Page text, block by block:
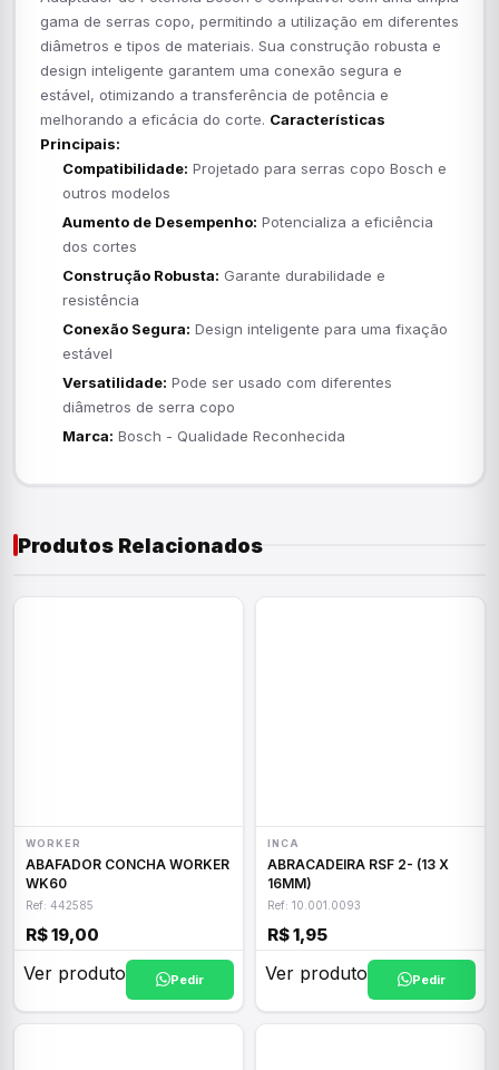
gama de serras copo, permitindo a utilização em diferentes
diâmetros e tipos de materiais. Sua construção robusta e
design inteligente garantem uma conexão segura e
estável, otimizando a transferência de potência e
melhorando a eficácia do corte. Características
Principais:
Compatibilidade: Projetado para serras copo Bosch e
outros modelos
Aumento de Desempenho: Potencializa a eficiência
dos cortes
Construção Robusta: Garante durabilidade e
resistência
Conexão Segura: Design inteligente para uma fixação
estável
Versatilidade: Pode ser usado com diferentes
diâmetros de serra copo
Marca: Bosch - Qualidade Reconhecida
Produtos Relacionados
WORKER
ABAFADOR CONCHA WORKER
WK60
Ref: 442585
R$ 19,00
Ver produto Pedir
INCA
ABRACADEIRA RSF 2- (13 X
16MM)
Ref: 10.001.0093
R$ 1,95
Ver produto Pedir